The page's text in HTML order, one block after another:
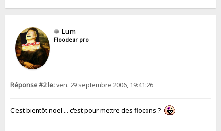
Lum
Floodeur pro
Réponse #2 le:ven. 29 septembre 2006, 19:41:26
C'est bientôt noel ... c'est pour mettre des flocons ?